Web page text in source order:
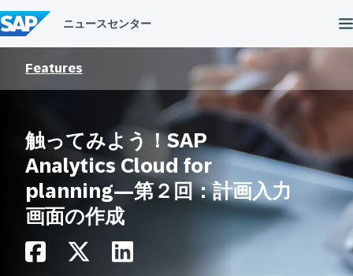
ン
テ
ン
Features
触ってみよう！SAP
Analytics Cloud for
planning―第２回：計画入力
画面の作成